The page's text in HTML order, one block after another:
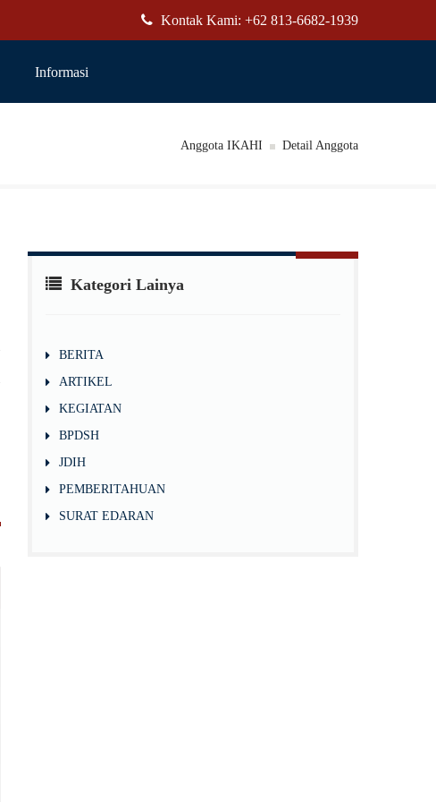
Kontak Kami: +62 813-6682-1939
Informasi
Anggota IKAHI Detail Anggota
Kategori Lainya
BERITA
ARTIKEL
KEGIATAN
BPDSH
JDIH
PEMBERITAHUAN
SURAT EDARAN